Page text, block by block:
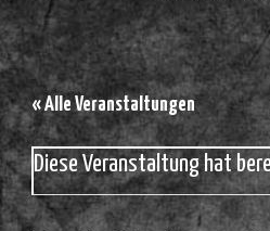
« Alle Veranstaltungen
Diese Veranstaltung hat